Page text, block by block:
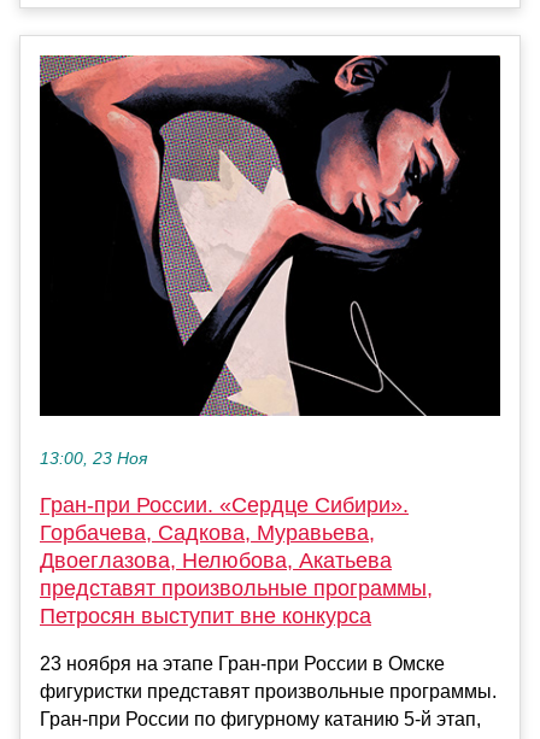
13:00, 23 Ноя
Гран-при России. «Сердце Сибири».
Горбачева, Садкова, Муравьева,
Двоеглазова, Нелюбова, Акатьева
представят произвольные программы,
Петросян выступит вне конкурса
23 ноября на этапе Гран-при России в Омске
фигуристки представят произвольные программы.
Гран-при России по фигурному катанию 5-й этап,